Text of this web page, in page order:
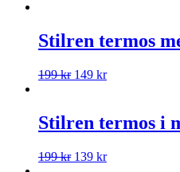
Stilren termos
199kr 149 kr
Stilren termos i
199kr 139 kr